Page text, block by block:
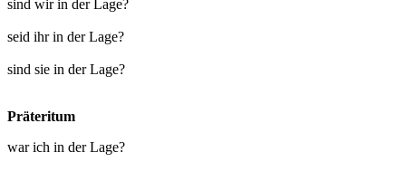
sind wir in der Lage?
seid ihr in der Lage?
sind sie in der Lage?
Präteritum
war ich in der Lage?